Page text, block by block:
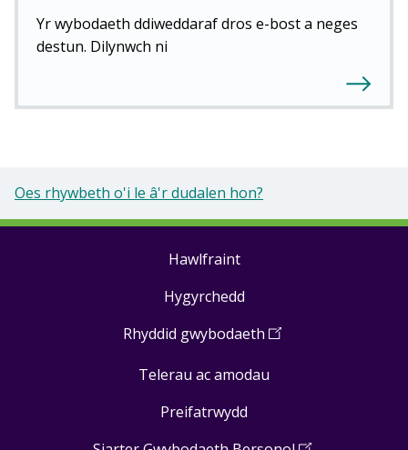
Yr wybodaeth ddiweddaraf dros e-bost a neges
destun. Dilynwch ni
Oes rhywbeth o'i le â'r dudalen hon?
Hawlfraint
Hygyrchedd
Rhyddid gwybodaeth (Open
a
Telerau ac amodau
Preifatrwydd